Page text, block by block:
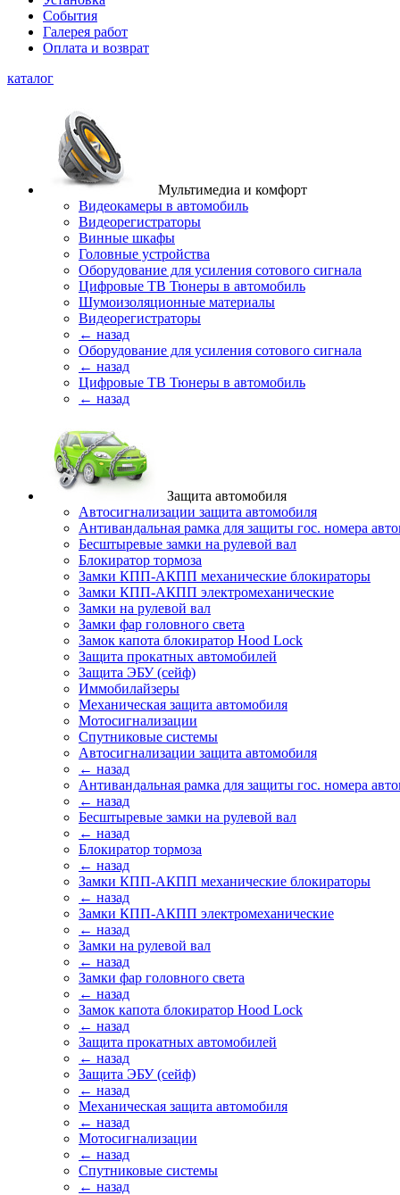
События
Галерея работ
Оплата и возврат
каталог
Мультимедиа и комфорт
Видеокамеры в автомобиль
Видеорегистраторы
Винные шкафы
Головные устройства
Оборудование для усиления сотового сигнала
Цифровые ТВ Тюнеры в автомобиль
Шумоизоляционные материалы
Видеорегистраторы
← назад
Оборудование для усиления сотового сигнала
← назад
Цифровые ТВ Тюнеры в автомобиль
← назад
Защита автомобиля
Автосигнализации защита автомобиля
Антивандальная рамка для защиты гос. номера
Бесштыревые замки на рулевой вал
Блокиратор тормоза
Замки КПП-АКПП механические блокираторы
Замки КПП-АКПП электромеханические
Замки на рулевой вал
Замки фар головного света
Замок капота блокиратор Hood Lock
Защита прокатных автомобилей
Защита ЭБУ (сейф)
Иммобилайзеры
Механическая защита автомобиля
Мотосигнализации
Спутниковые системы
Автосигнализации защита автомобиля
← назад
Антивандальная рамка для защиты гос. номера
← назад
Бесштыревые замки на рулевой вал
← назад
Блокиратор тормоза
← назад
Замки КПП-АКПП механические блокираторы
← назад
Замки КПП-АКПП электромеханические
← назад
Замки на рулевой вал
← назад
Замки фар головного света
← назад
Замок капота блокиратор Hood Lock
← назад
Защита прокатных автомобилей
← назад
Защита ЭБУ (сейф)
← назад
Механическая защита автомобиля
← назад
Мотосигнализации
← назад
Спутниковые системы
← назад